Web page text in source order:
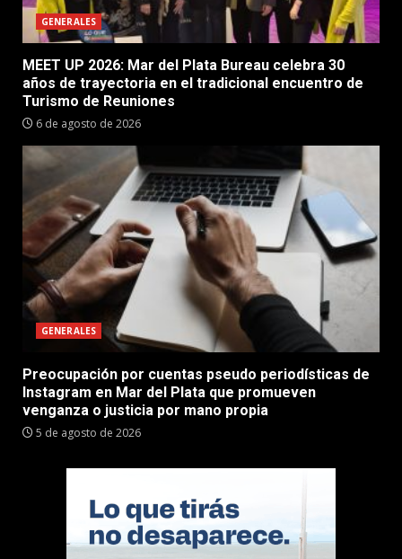
GENERALES
MEET UP 2026: Mar del Plata Bureau celebra 30
años de trayectoria en el tradicional encuentro de
Turismo de Reuniones
6 de agosto de 2026
GENERALES
Preocupación por cuentas pseudo periodísticas de
Instagram en Mar del Plata que promueven
venganza o justicia por mano propia
5 de agosto de 2026